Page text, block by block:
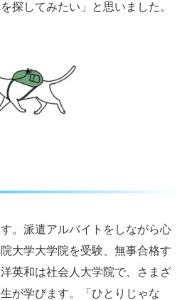
探してみたい」と思いました。
。派遣アルバイトをしながら心
大学大学院を受験、無事合格す
英和は社会人大学院で、さまざ
が学びます。「ひとりじゃな